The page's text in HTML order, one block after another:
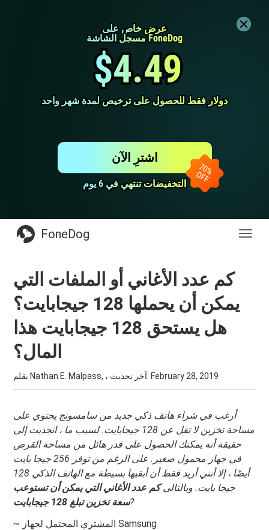
عرض خاص على
عرض خاص على
مسجل الشاشة FoneDog
مسجل الشاشة FoneDog
$4.49
$4.49
دولار فقط للحصول على ترخيص لمدة شهر واحد
دولار فقط للحصول على ترخيص لمدة شهر واحد
التخفيضات تنتهي في 6 يوم
التخفيضات تنتهي في 6 يوم
اشترِ الآن
FoneDog
كم عدد الأغاني أو الملفات التي
يمكن أن يحملها 128 جيجابايت؟
هل يستحق 128 جيجابايت هذا
المال؟
بقلم Nathan E. Malpass, ، آخر تحديث: February 28, 2019
أرغب في شراء هاتف ذكي جديد من سامسونج يحتوي على
مساحة تخزين لا تقل عن 128 جيجابايت. لسبب ما ، انجذبت إلى
حقيقة أنه يمكنك الحصول على قدر هائل من مساحة القرص
في جهاز محمول صغير. على الرغم من توفر 256 جيجا بايت
أيضًا ، إلا أنني أريد فقط أن أبقيها بسيطة مع الهاتف الذكي 128
جيجا بايت. وبالتاليكم عدد الأغاني التي يمكن أن تستوعب
سعة تخزين تبلغ 128 جيجابايت?
~ المشتري المحتمل لجهاز Samsung